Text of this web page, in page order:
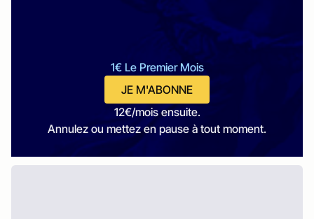
1€ Le Premier Mois
JE M'ABONNE
12€/mois ensuite.
Annulez ou mettez en pause à tout moment.